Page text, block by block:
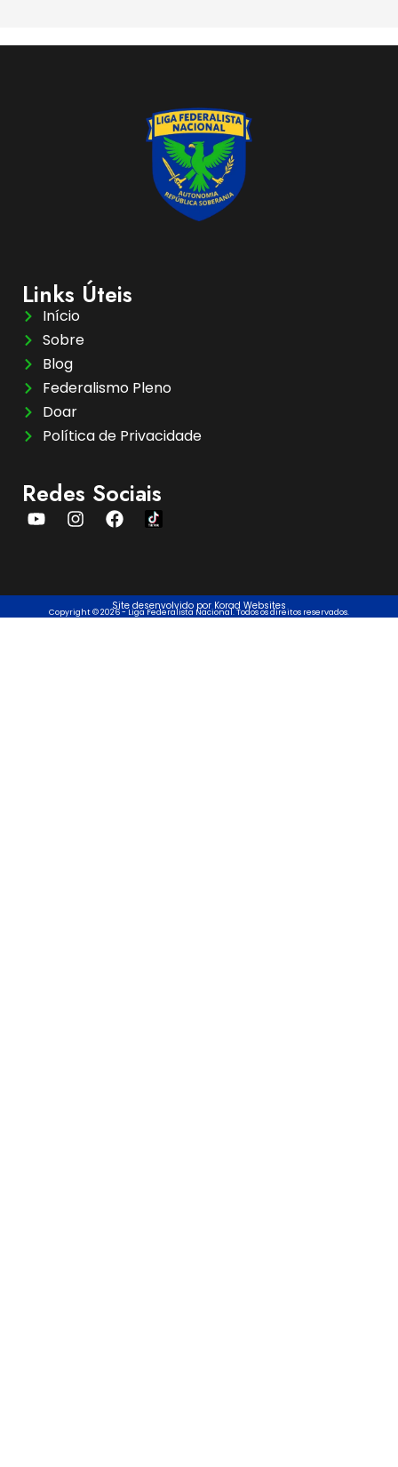
Links Úteis
Início
Sobre
Blog
Federalismo Pleno
Doar
Política de Privacidade
Redes Sociais
Copyright © 2026 - Liga Federalista Nacional. Todos os direitos reservados.
Site desenvolvido por Korad Websites